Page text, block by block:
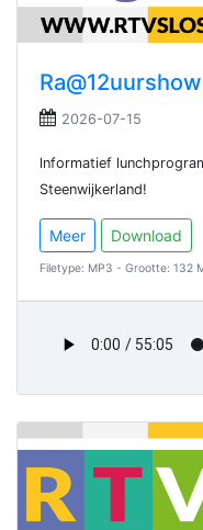
Ra@12uurshow
2026-07-15
lnformatief
Steenwijkerland!
Meer Download
Filetype: MP3 - Grootte: 132